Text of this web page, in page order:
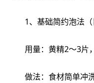
1、基础简约泡法（
用量：黄精2～3片
做法：食材简单冲